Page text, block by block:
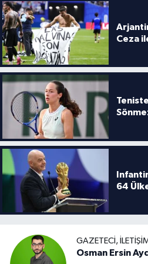
Ceza
64
GAZETECI,
Osman Ersin